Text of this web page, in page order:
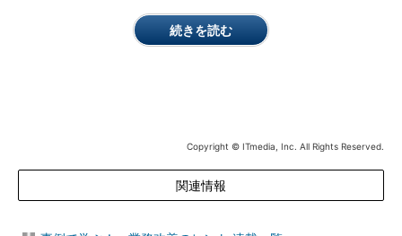
続きを読む
Copyright © ITmedia, Inc. All Rights Reserved.
関連情報